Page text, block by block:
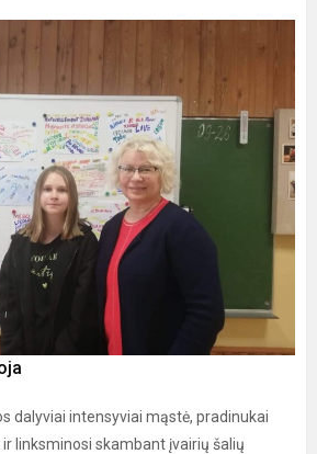
dalyviai intensyviai mąstė, pradinukai
linksminosi skambant įvairių šalių